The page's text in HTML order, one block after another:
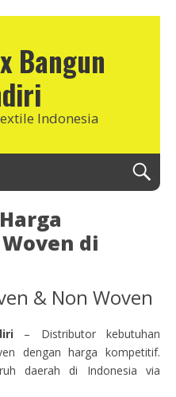
Bangun
Indonesia
di
& Non Woven
– Distributor kebutuhan
dengan harga kompetitif.
daerah di Indonesia via